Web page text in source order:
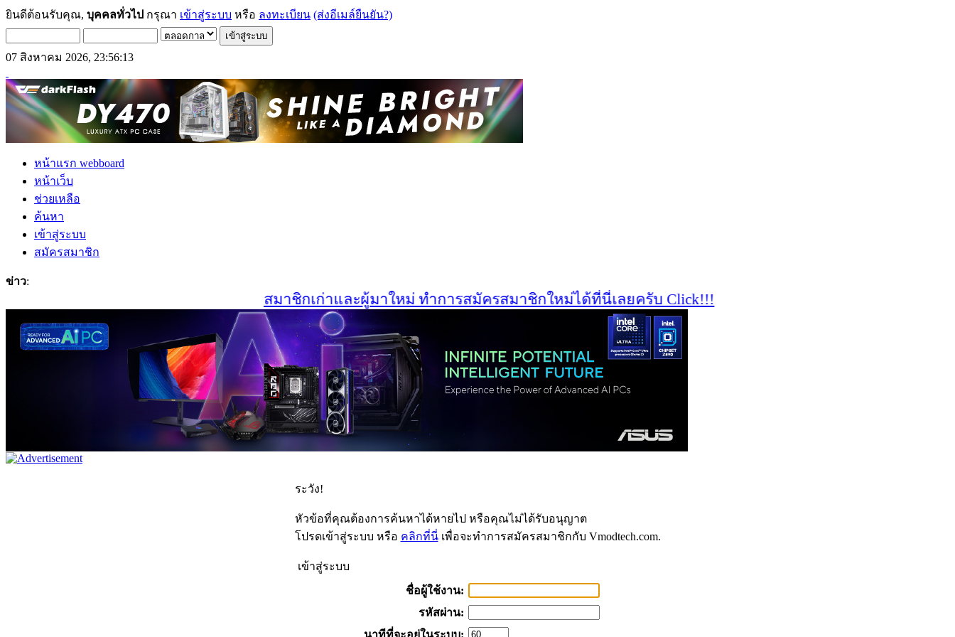
ยินดีต้อนรับคุณ, บุคคลทั่วไป กรุณา เข้าสู่ระบบ หรือ ลงทะเบียน (ส่งอีเมล์ยืนยัน?)
07 สิงหาคม 2026, 23:56:13
หน้าแรก webboard
หน้าเว็บ
ช่วยเหลือ
ค้นหา
เข้าสู่ระบบ
สมัครสมาชิก
ข่าว:
สมาชิกเก่าและผู้มาใหม่ ทำการสมัครสมาชิกใหม่ได้ที่นี่เลยครับ Click!!!
ระวัง!
หัวข้อที่คุณต้องการค้นหาได้หายไป หรือคุณไม่ได้รับอนุญาต
โปรดเข้าสู่ระบบ หรือ คลิกที่นี่เพื่อจะทำการสมัครสมาชิกกับ Vmodtech.com.
เข้าสู่ระบบ
ชื่อผู้ใช้งาน:
รหัสผ่าน:
นาทีที่จะอยู่ในระบบ: